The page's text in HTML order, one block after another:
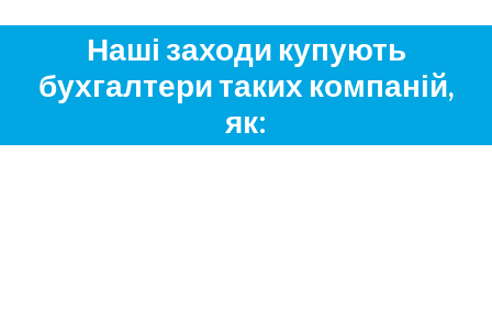
Наші заходи купують
бухгалтери таких компаній,
як: